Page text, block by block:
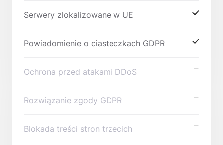
Serwery zlokalizowane w UE
Powiadomienie o ciasteczkach GDPR
Ochrona przed atakami DDoS
Rozwiązanie zgody GDPR
Blokada treści stron trzecich